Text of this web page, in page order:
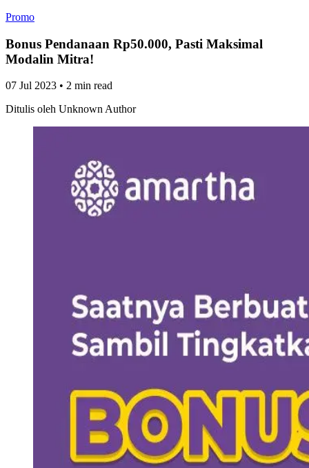
Promo
Bonus Pendanaan Rp50.000, Pasti Maksimal
Modalin Mitra!
07 Jul 2023 • 2 min read
Ditulis oleh Unknown Author